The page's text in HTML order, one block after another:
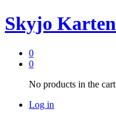
Skyjo
0
0
No products in the
Log in